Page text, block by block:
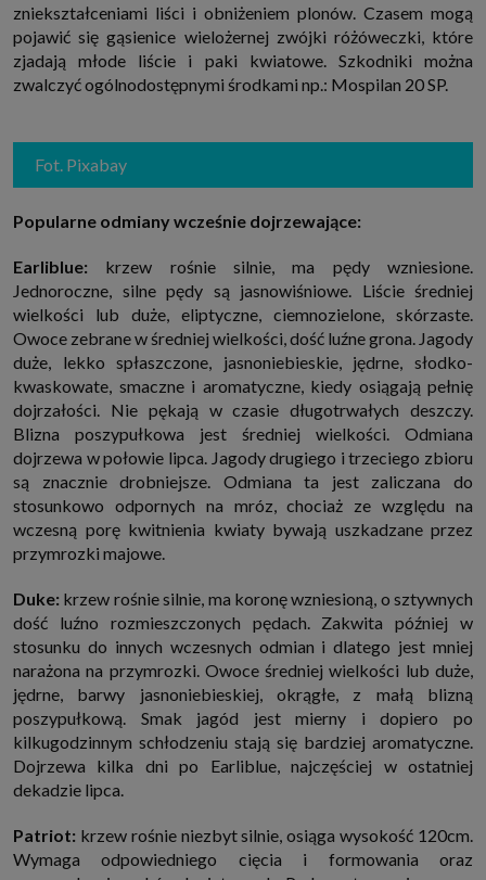
zniekształceniami liści i obniżeniem plonów. Czasem mogą
pojawić się gąsienice wielożernej zwójki różóweczki, które
zjadają młode liście i paki kwiatowe. Szkodniki można
zwalczyć ogólnodostępnymi środkami np.: Mospilan 20 SP.
Fot. Pixabay
Popularne odmiany wcześnie dojrzewające:
Earliblue: krzew rośnie silnie, ma pędy wzniesione.
Jednoroczne, silne pędy są jasnowiśniowe. Liście średniej
wielkości lub duże, eliptyczne, ciemnozielone, skórzaste.
Owoce zebrane w średniej wielkości, dość luźne grona. Jagody
duże, lekko spłaszczone, jasnoniebieskie, jędrne, słodko-
kwaskowate, smaczne i aromatyczne, kiedy osiągają pełnię
dojrzałości. Nie pękają w czasie długotrwałych deszczy.
Blizna poszypułkowa jest średniej wielkości. Odmiana
dojrzewa w połowie lipca. Jagody drugiego i trzeciego zbioru
są znacznie drobniejsze. Odmiana ta jest zaliczana do
stosunkowo odpornych na mróz, chociaż ze względu na
wczesną porę kwitnienia kwiaty bywają uszkadzane przez
przymrozki majowe.
Duke: krzew rośnie silnie, ma koronę wzniesioną, o sztywnych
dość luźno rozmieszczonych pędach. Zakwita później w
stosunku do innych wczesnych odmian i dlatego jest mniej
narażona na przymrozki. Owoce średniej wielkości lub duże,
jędrne, barwy jasnoniebieskiej, okrągłe, z małą blizną
poszypułkową. Smak jagód jest mierny i dopiero po
kilkugodzinnym schłodzeniu stają się bardziej aromatyczne.
Dojrzewa kilka dni po Earliblue, najczęściej w ostatniej
dekadzie lipca.
Patriot: krzew rośnie niezbyt silnie, osiąga wysokość 120cm.
Wymaga odpowiedniego cięcia i formowania oraz